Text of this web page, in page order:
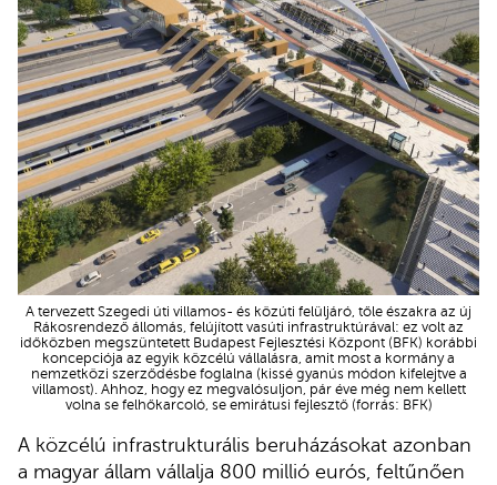
A tervezett Szegedi úti villamos- és közúti felüljáró, tőle északra az új
Rákosrendező állomás, felújított vasúti infrastruktúrával: ez volt az
időközben megszüntetett Budapest Fejlesztési Központ (BFK) korábbi
koncepciója az egyik közcélú vállalásra, amit most a kormány a
nemzetközi szerződésbe foglalna (kissé gyanús módon kifelejtve a
villamost). Ahhoz, hogy ez megvalósuljon, pár éve még nem kellett
volna se felhőkarcoló, se emirátusi fejlesztő (forrás: BFK)
A közcélú infrastrukturális beruházásokat azonban
a magyar állam vállalja 800 millió eurós, feltűnően